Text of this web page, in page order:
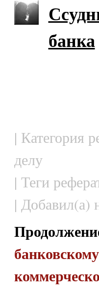
банка
| Категория
делу
| Теги
| Добавил(а)